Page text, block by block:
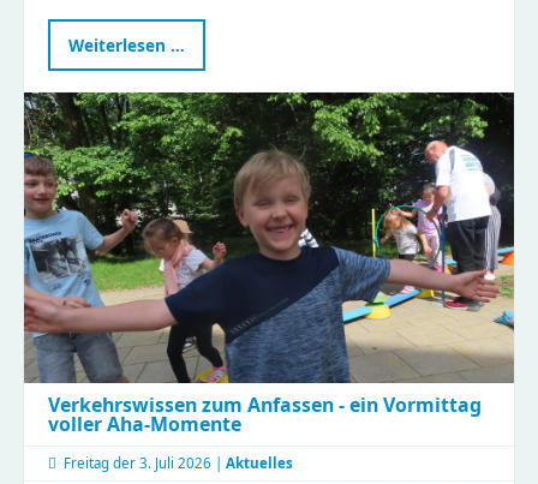
Weiterlesen …
Esche
Firmenwandertag
Verkehrswissen zum Anfassen - ein Vormittag
voller Aha-Momente
Freitag der 3. Juli 2026 | Aktuelles